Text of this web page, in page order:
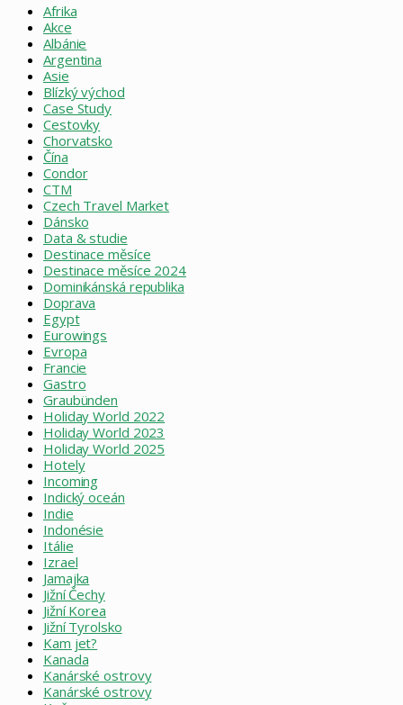
Afrika
Akce
Albánie
Argentina
Asie
Blízký východ
Case Study
Cestovky
Chorvatsko
Čína
Condor
CTM
Czech Travel Market
Dánsko
Data & studie
Destinace měsíce
Destinace měsíce 2024
Dominikánská republika
Doprava
Egypt
Eurowings
Evropa
Francie
Gastro
Graubünden
Holiday World 2022
Holiday World 2023
Holiday World 2025
Hotely
Incoming
Indický oceán
Indie
Indonésie
Itálie
Izrael
Jamajka
Jižní Čechy
Jižní Korea
Jižní Tyrolsko
Kam jet?
Kanada
Kanárské ostrovy
Kanárské ostrovy